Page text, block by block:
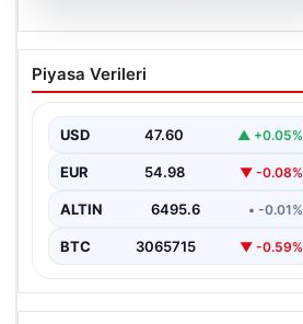
05.08.2026
Tunceli’de otluk alandan
ormana sıçrayan yangın
Piyasa Verileri
USD 47.60 ▲ +0.05%
EUR 54.98 ▼ -0.08%
ALTIN 6495.6 • -0.01%
BTC 3065715 ▼ -0.59%